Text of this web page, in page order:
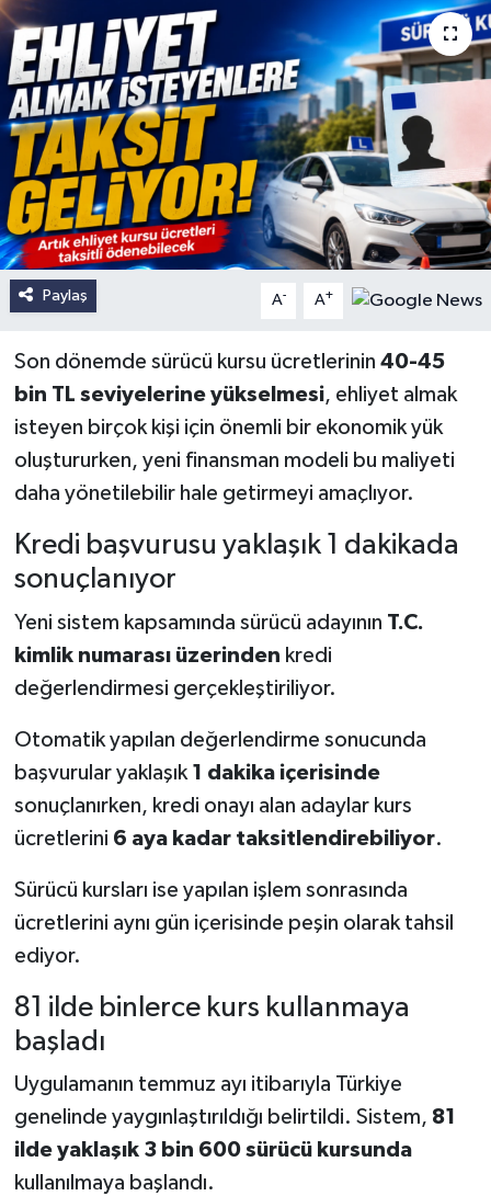
Paylaş A- A+
Son dönemde sürücü kursu ücretlerinin 40-45
bin TL seviyelerine yükselmesi, ehliyet almak
isteyen birçok kişi için önemli bir ekonomik yük
oluştururken, yeni finansman modeli bu maliyeti
daha yönetilebilir hale getirmeyi amaçlıyor.
Kredi başvurusu yaklaşık 1 dakikada
sonuçlanıyor
Yeni sistem kapsamında sürücü adayının T.C.
kimlik numarası üzerinden kredi
değerlendirmesi gerçekleştiriliyor.
Otomatik yapılan değerlendirme sonucunda
başvurular yaklaşık 1 dakika içerisinde
sonuçlanırken, kredi onayı alan adaylar kurs
ücretlerini 6 aya kadar taksitlendirebiliyor.
Sürücü kursları ise yapılan işlem sonrasında
ücretlerini aynı gün içerisinde peşin olarak tahsil
ediyor.
81 ilde binlerce kurs kullanmaya
başladı
Uygulamanın temmuz ayı itibarıyla Türkiye
genelinde yaygınlaştırıldığı belirtildi. Sistem, 81
ilde yaklaşık 3 bin 600 sürücü kursunda
kullanılmaya başlandı.